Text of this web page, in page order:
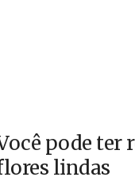
pode ter
lindas